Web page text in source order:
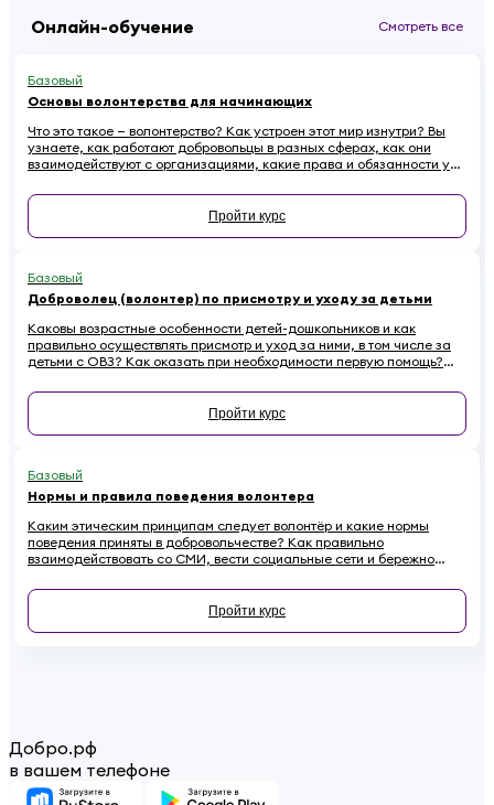
Онлайн-обучение Смотреть все
Базовый
Основы волонтерства для начинающих
Что это такое — волонтерство? Как устроен этот мир изнутри? Вы
узнаете, как работают добровольцы в разных сферах, как они
взаимодействуют с организациями, какие права и обязанности у
распространенных ошибок.
Пройти курс
Базовый
Доброволец (волонтер) по присмотру и уходу за детьми
Каковы возрастные особенности детей-дошкольников и как
правильно осуществлять присмотр и уход за ними, в том числе за
детьми с ОВЗ? Как оказать при необходимости первую помощь?
добровольцев, работающих с детьми
Пройти курс
Базовый
Нормы и правила поведения волонтера
Каким этическим принципам следует волонтёр и какие нормы
поведения приняты в добровольчестве? Как правильно
взаимодействовать со СМИ, вести социальные сети и бережно
репутации? Если вы хотите стать осознанным и ответственным
волонтёром, этот онлайн-курс для вас.
Пройти курс
Добро.рф
в вашем телефоне